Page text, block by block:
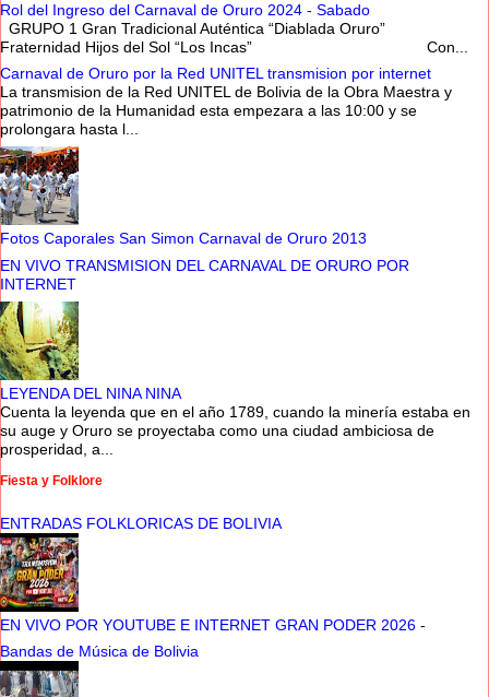
Rol del Ingreso del Carnaval de Oruro 2024 - Sabado
GRUPO 1 Gran Tradicional Auténtica “Diablada Oruro”
Fraternidad Hijos del Sol “Los Incas” Con...
Carnaval de Oruro por la Red UNITEL transmision por internet
La transmision de la Red UNITEL de Bolivia de la Obra Maestra y
patrimonio de la Humanidad esta empezara a las 10:00 y se
prolongara hasta l...
Fotos Caporales San Simon Carnaval de Oruro 2013
EN VIVO TRANSMISION DEL CARNAVAL DE ORURO POR
INTERNET
LEYENDA DEL NINA NINA
Cuenta la leyenda que en el año 1789, cuando la minería estaba en
su auge y Oruro se proyectaba como una ciudad ambiciosa de
prosperidad, a...
Fiesta y Folklore
ENTRADAS FOLKLORICAS DE BOLIVIA
EN VIVO POR YOUTUBE E INTERNET GRAN PODER 2026 -
Bandas de Música de Bolivia